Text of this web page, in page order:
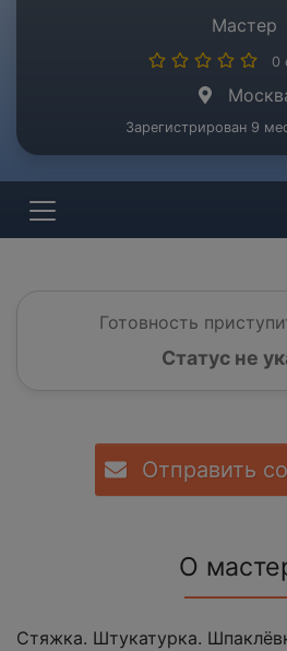
Мастер
0
Зарегистрирован 9
Готовность
Статус не
Отправить
О
Стяжка. Штукатурка.